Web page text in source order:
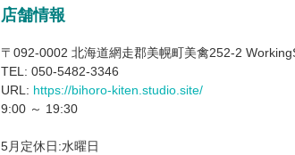
店舗情報
〒092-0002 北海道網走郡美幌町美禽252-2
TEL: 050-5482-3346
URL: https://bihoro-kiten.studio.site/
9:00 ～ 19:30
5月定休日:水曜日